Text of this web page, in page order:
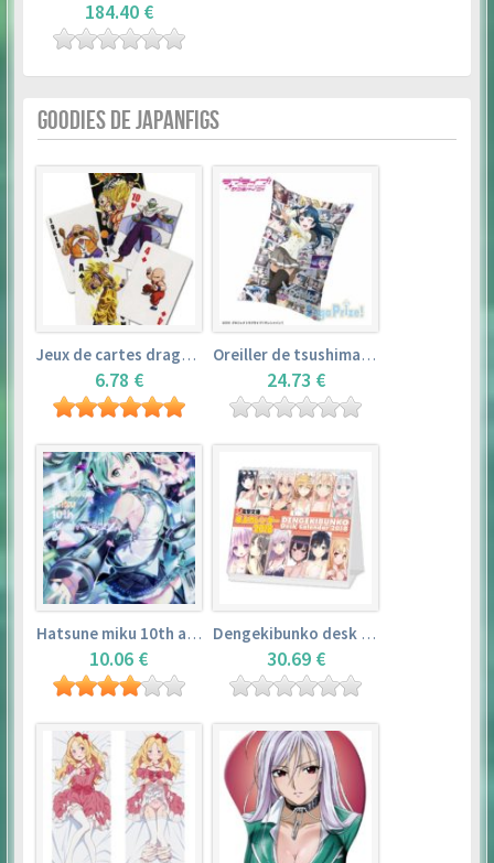
184.40 €
GOODIES DE JAPANFIGS
Jeux de cartes dragon ball
6.78 €
Oreiller de tsushima yoshiko (35cm×53cm) – love live! sunshine!!
24.73 €
Hatsune miku 10th anniversary book
10.06 €
Dengekibunko desk calendar 2018
30.69 €